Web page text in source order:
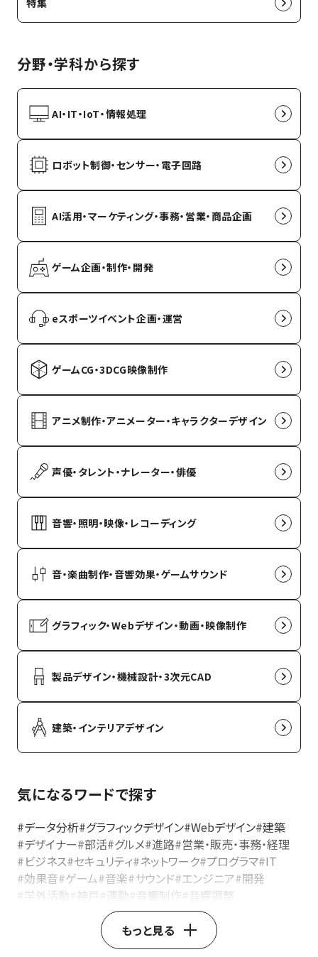
分野・学科から探す
AI・IT・IoT・情報処理
ロボット制御・センサー・電子回路
AI活用・マーケティング・事務・営業・商品企画
ゲーム企画・制作・開発
eスポーツイベント企画・運営
ゲームCG・3DCG映像制作
アニメ制作・アニメーター・キャラクターデザイン
声優・タレント・ナレーター・俳優
音響・照明・映像・レコーディング
音・楽曲制作・音響効果・ゲームサウンド
グラフィック・Webデザイン・動画・映像制作
製品デザイン・機械設計・3次元CAD
建築・インテリアデザイン
気になるワードで探す
#データ分析#グラフィックデザイン#Webデザイン#建築
#デザイナー#部活#グルメ#進路#営業・販売・事務・経理
#ビジネス#セキュリティ#ネットワーク#プログラマ#IT
#効果音#ゲーム#音楽#サウンド#エンジニア#開発
#学外活動#神戸#運動#音響制作#音響調整
#音響ディレクター#イベント音響
#レコーディングエンジニア#音響ミキサー
#ライブ音響#音響エンジニア
もっと見る